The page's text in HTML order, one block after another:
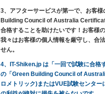
3、アフターサービスが第一で、お客
Building Council of Australia
合格することを助けたいです！お客様
我々はお客様の個人情報を厳守し、合
せん。
4、IT-Shiken.jp は「一回で試験に合格
の「Green Building Council of
ロメトリック)またはVUE試験センタ